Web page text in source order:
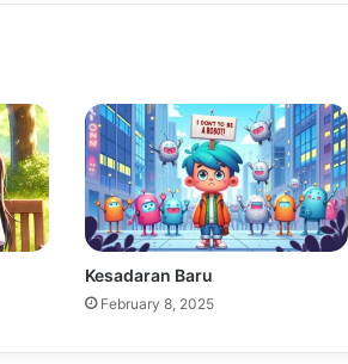
Kesadaran Baru
February 8, 2025